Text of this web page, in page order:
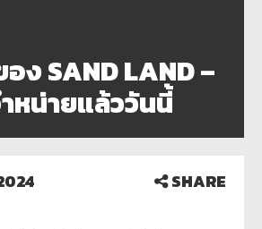
ง SAND LAND –
หน่ายแล้ววันนี้
SHARE